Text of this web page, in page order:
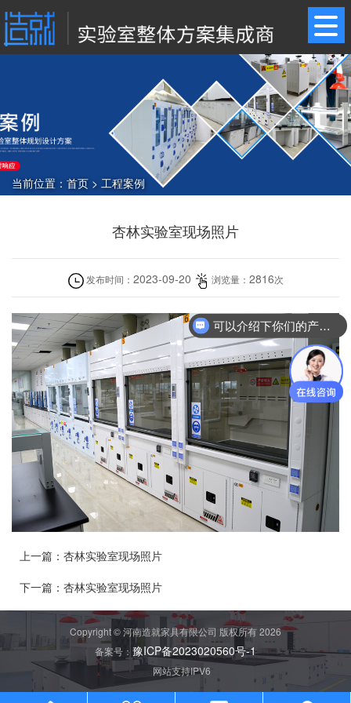
当前位置： 首页 > 工程案例
杏林实验室现场照片
发布时间： 2023-09-20 浏览量： 2816次
上一篇： 杏林实验室现场照片
下一篇： 杏林实验室现场照片
Copyright © 河南造就家具有限公司 版权所有 2026
备案号： 豫ICP备2023020560号-1
网站支持IPV6
可以介绍下你们的产品么